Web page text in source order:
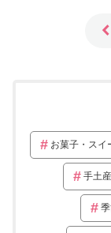
お菓子・スイ
手土産